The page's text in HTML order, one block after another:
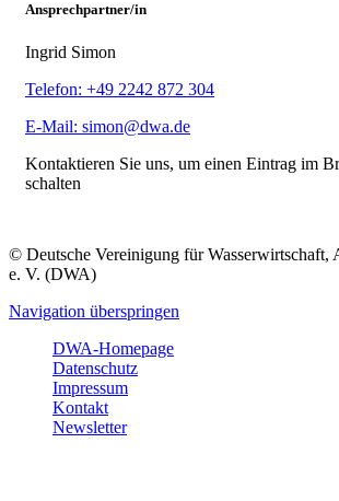
Ansprechpartner/in
Ingrid Simon
Telefon: +49 2242 872 304
E-Mail: simon@dwa.de
Kontaktieren Sie uns, um einen Eintrag im
schalten
© Deutsche Vereinigung für Wasserwirtschaft,
e. V. (DWA)
Navigation überspringen
DWA-Homepage
Datenschutz
Impressum
Kontakt
Newsletter